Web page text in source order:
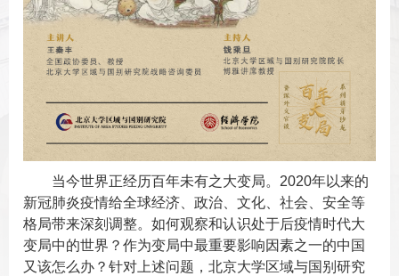
当今世界正经历百年未有之大变局。2020年以来的
新冠肺炎疫情给全球经济、政治、文化、社会、安全等
格局带来深刻调整。如何观察和认识处于后疫情时代大
变局中的世界？作为变局中最重要影响因素之一的中国
又该怎么办？针对上述问题，北京大学区域与国别研究